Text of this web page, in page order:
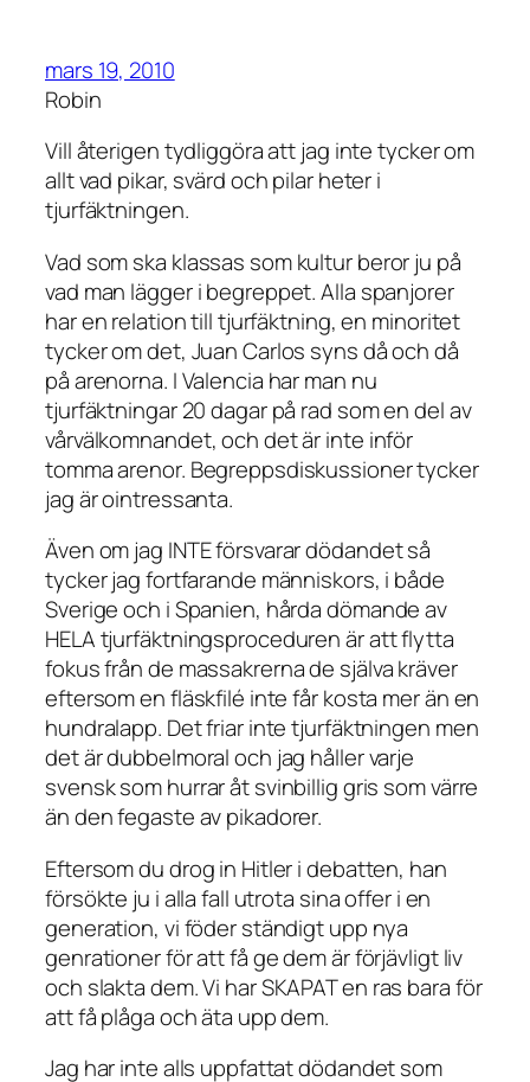
mars 19, 2010
Robin
Vill återigen tydliggöra att jag inte tycker om
allt vad pikar, svärd och pilar heter i
tjurfäktningen.
Vad som ska klassas som kultur beror ju på
vad man lägger i begreppet. Alla spanjorer
har en relation till tjurfäktning, en minoritet
tycker om det, Juan Carlos syns då och då
på arenorna. I Valencia har man nu
tjurfäktningar 20 dagar på rad som en del av
vårvälkomnandet, och det är inte inför
tomma arenor. Begreppsdiskussioner tycker
jag är ointressanta.
Även om jag INTE försvarar dödandet så
tycker jag fortfarande människors, i både
Sverige och i Spanien, hårda dömande av
HELA tjurfäktningsproceduren är att flytta
fokus från de massakrerna de själva kräver
eftersom en fläskfilé inte får kosta mer än en
hundralapp. Det friar inte tjurfäktningen men
det är dubbelmoral och jag håller varje
svensk som hurrar åt svinbillig gris som värre
än den fegaste av pikadorer.
Eftersom du drog in Hitler i debatten, han
försökte ju i alla fall utrota sina offer i en
generation, vi föder ständigt upp nya
genrationer för att få ge dem är förjävligt liv
och slakta dem. Vi har SKAPAT en ras bara för
att få plåga och äta upp dem.
Jag har inte alls uppfattat dödandet som